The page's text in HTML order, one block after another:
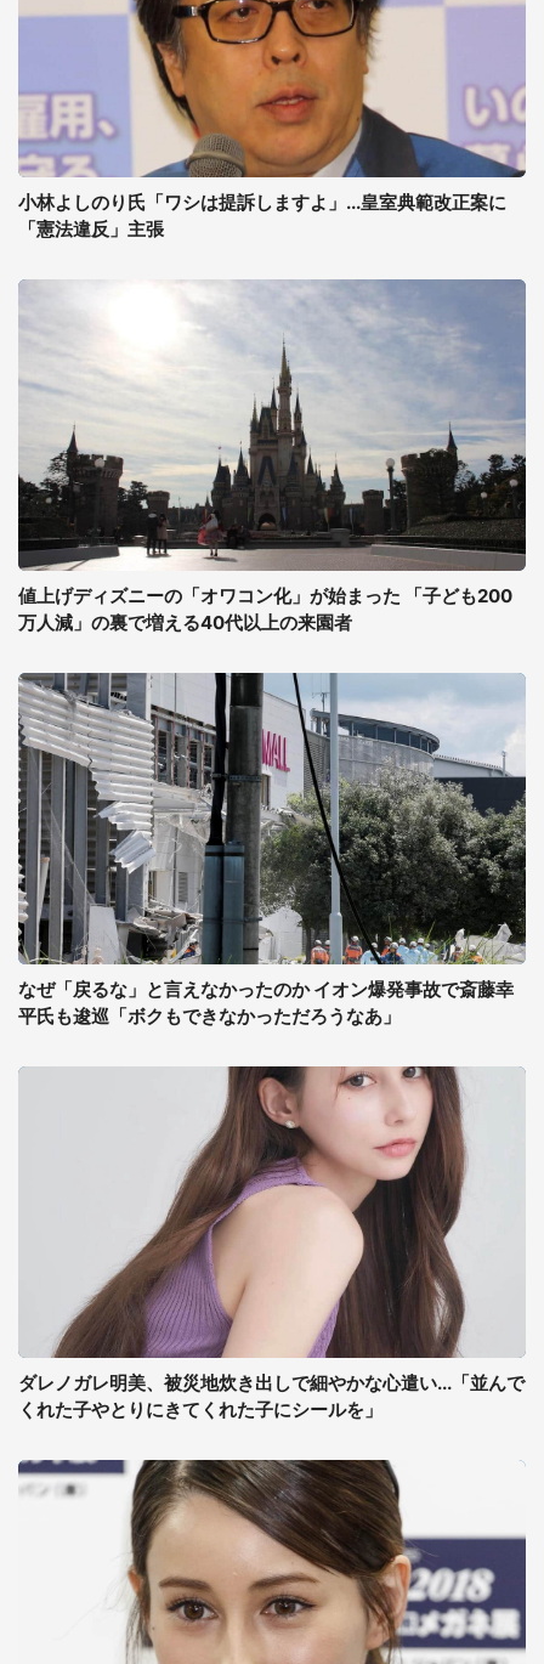
小林よしのり氏「ワシは提訴しますよ」...皇室典範改正案に
「憲法違反」主張
値上げディズニーの「オワコン化」が始まった 「子ども200
万人減」の裏で増える40代以上の来園者
なぜ「戻るな」と言えなかったのか イオン爆発事故で斎藤幸
平氏も逡巡「ボクもできなかっただろうなあ」
ダレノガレ明美、被災地炊き出しで細やかな心遣い...「並んで
くれた子やとりにきてくれた子にシールを」